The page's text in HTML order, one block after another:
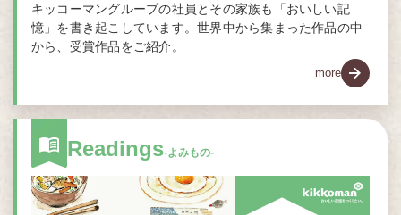
キッコーマングループの社員とその家族も「おいしい記
憶」を書き起こしています。世界中から集まった作品の中
から、受賞作品をご紹介。
more
Readings-よみもの-